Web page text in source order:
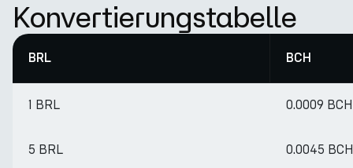
Konvertierungstabelle
BRL BCH
1 BRL 0.0009 BCH
5 BRL 0.0045 BCH